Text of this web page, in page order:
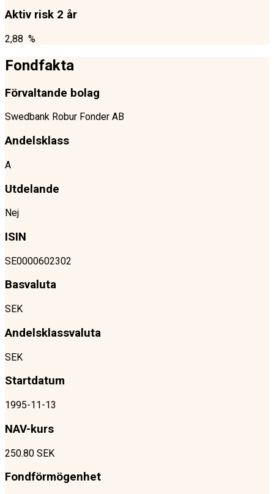
Aktiv risk 2 år
2,88 %
Fondfakta
Förvaltande bolag
Swedbank Robur Fonder AB
Andelsklass
A
Utdelande
Nej
ISIN
SE0000602302
Basvaluta
SEK
Andelsklassvaluta
SEK
Startdatum
1995-11-13
NAV-kurs
250.80 SEK
Fondförmögenhet